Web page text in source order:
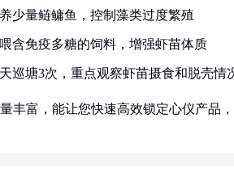
养少量鲢鳙鱼，控制藻类过度繁殖
含免疫多糖的饲料，增强虾苗体质
天巡塘3次，重点观察虾苗摄食和脱壳情
丰富，能让您快速高效锁定心仪产品